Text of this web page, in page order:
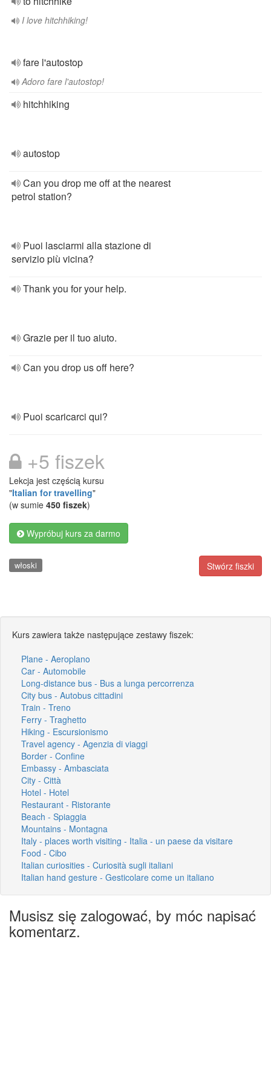
I love hitchhiking!
fare l'autostop
Adoro fare l'autostop!
hitchhiking
autostop
Can you drop me off at the nearest
petrol station?
Puoi lasciarmi alla stazione di
servizio più vicina?
Thank you for your help.
Grazie per il tuo aiuto.
Can you drop us off here?
Puoi scaricarci qui?
+5 fiszek
Lekcja jest częścią kursu
"Italian for travelling"
(w sumie 450 fiszek)
Wypróbuj kurs za darmo
Stwórz fiszki
włoski
Kurs zawiera także następujące zestawy fiszek:
Plane - Aeroplano
Car - Automobile
Long-distance bus - Bus a lunga percorrenza
City bus - Autobus cittadini
Train - Treno
Ferry - Traghetto
Hiking - Escursionismo
Travel agency - Agenzia di viaggi
Border - Confine
Embassy - Ambasciata
City - Città
Hotel - Hotel
Restaurant - Ristorante
Beach - Spiaggia
Mountains - Montagna
Italy - places worth visiting - Italia - un paese da visitare
Food - Cibo
Italian curiosities - Curiosità sugli italiani
Italian hand gesture - Gesticolare come un italiano
Musisz się zalogować, by móc napisać
komentarz.